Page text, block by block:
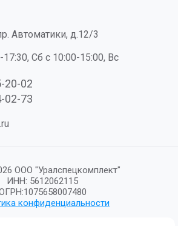
Автоматики, д.12/3
Сб с 10:00-15:00, Вс
20-02
02-73
ООО "Уралспецкомплект"
ИНН: 5612062115
конфиденциальности